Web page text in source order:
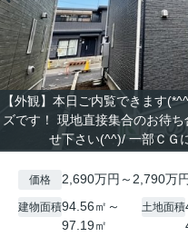
【外観】本日ご内覧できます
ズです！ 現地直接集合のお待
せ下さい(^^)/ 一部ＣＧ
価格 2,690万円～2,790万円
建物面積94.56㎡～
97.19㎡
土地面積